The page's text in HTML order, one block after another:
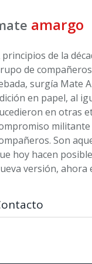
amargo
principios de la
de
surgía Mate
en papel, al
en otras
militante
Son
hoy hacen
versión, ahora